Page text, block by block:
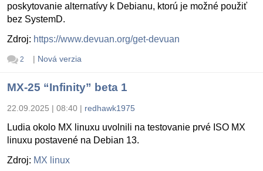
poskytovanie alternatívy k Debianu, ktorú je možné použiť
bez SystemD.
Zdroj: https://www.devuan.org/get-devuan
2 | Nová verzia
MX-25 “Infinity” beta 1
22.09.2025 | 08:40 | redhawk1975
Ludia okolo MX linuxu uvolnili na testovanie prvé ISO MX
linuxu postavené na Debian 13.
Zdroj: MX linux